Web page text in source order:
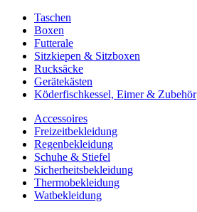
Taschen
Boxen
Futterale
Sitzkiepen & Sitzboxen
Rucksäcke
Gerätekästen
Köderfischkessel, Eimer & Zubehör
Accessoires
Freizeitbekleidung
Regenbekleidung
Schuhe & Stiefel
Sicherheitsbekleidung
Thermobekleidung
Watbekleidung